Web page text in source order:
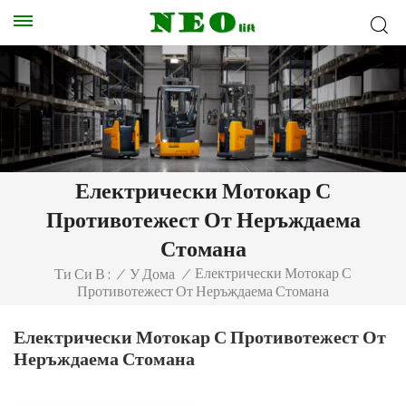
Електрически Мотокар С
Противотежест От Неръждаема
Стомана
Ти Си В : / У Дома / Електрически Мотокар С
Противотежест От Неръждаема Стомана
Електрически Мотокар С Противотежест От
Неръждаема Стомана